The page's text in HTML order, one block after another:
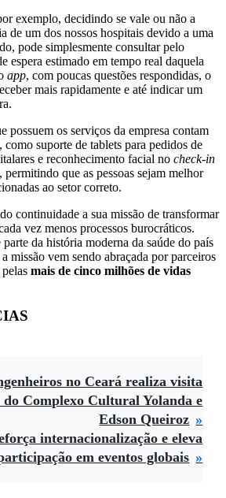
exemplo, decidindo se vale ou não a
de um dos nossos hospitais devido a uma
pode simplesmente consultar pelo
espera estimado em tempo real daquela
app, com poucas questões respondidas, o
mais rapidamente e até indicar um
possuem os serviços da empresa contam
suporte de tablets para pedidos de
e reconhecimento facial no check-in
permitindo que as pessoas sejam melhor
ao setor correto.
continuidade a sua missão de transformar
vez menos processos burocráticos.
da história moderna da saúde do país
missão vem sendo abraçada por parceiros
mais de cinco milhões de vidas
no Ceará realiza visita
do Complexo Cultural Yolanda e
Edson Queiroz
internacionalização e eleva
em eventos globais